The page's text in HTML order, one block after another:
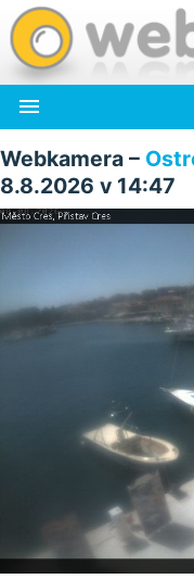

Webkamera –
8.8.2026 v 14:47